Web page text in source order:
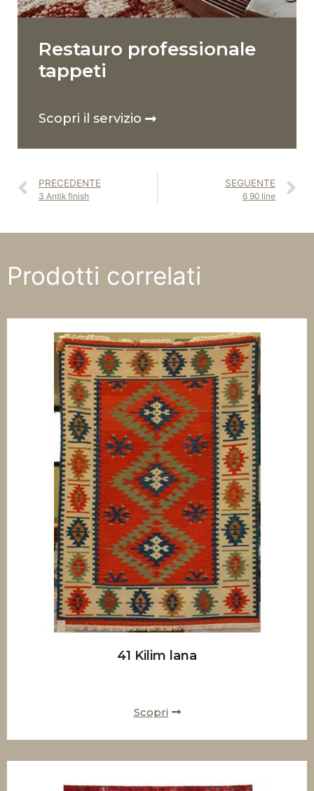
Restauro professionale
tappeti
Scopri il servizio
PRECEDENTE
3 Antik finish
SEGUENTE
6 90 line
Prodotti correlati
41 Kilim lana
Scopri